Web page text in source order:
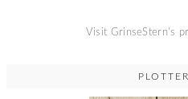
Visit GrinseStern's